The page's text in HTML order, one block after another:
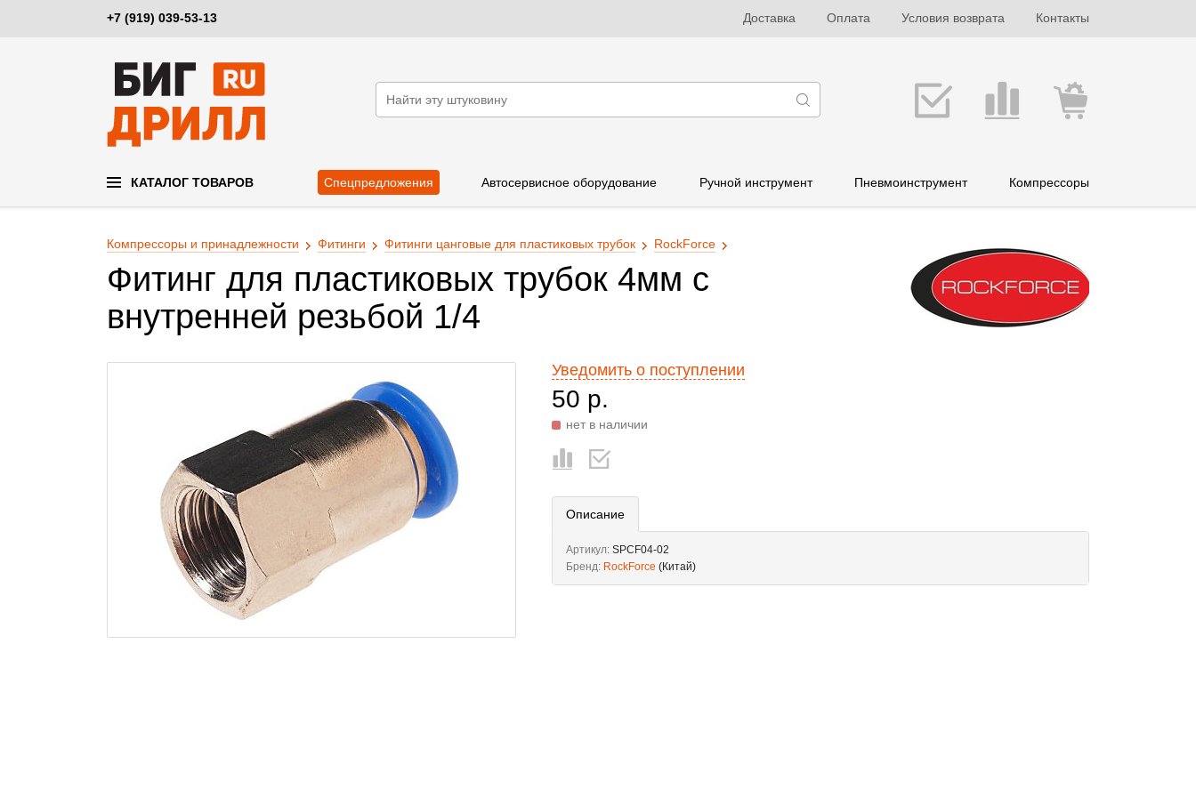
+7 (919) 039-53-13 Доставка Оплата Условия возврата Контакты
КАТАЛОГ ТОВАРОВ Спецпредложения Автосервисное оборудование Ручной инструмент Пневмоинструмент Компрессоры
Компрессоры и принадлежности Фитинги Фитинги цанговые для пластиковых трубок RockForce
Фитинг для пластиковых трубок 4мм с
внутренней резьбой 1/4
Уведомить о поступлении
50 р.
нет в наличии
Описание
Артикул: SPCF04-02
Бренд: RockForce (Китай)